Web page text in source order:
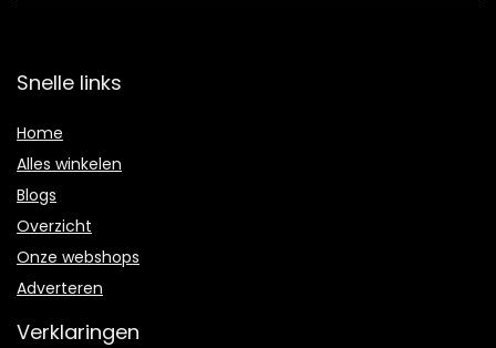
Snelle links
Home
Alles winkelen
Blogs
Overzicht
Onze webshops
Adverteren
Verklaringen